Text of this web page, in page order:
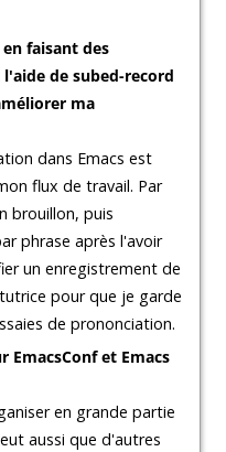
faisant des
de subed-record
ma
dans Emacs est
flux de travail. Par
brouillon, puis
phrase après l'avoir
un enregistrement de
pour que je garde
de prononciation.
EmacsConf et Emacs
en grande partie
aussi que d'autres